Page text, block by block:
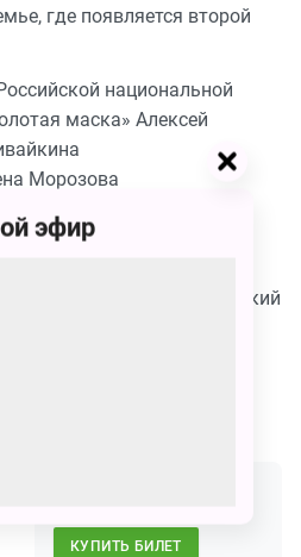
где появляется второй
национальной
маска» Алексей
Морозова
Чуканов, Андрей Вакуленко
Анатолий Макаровский
КУПИТЬ БИЛЕТ
эфир